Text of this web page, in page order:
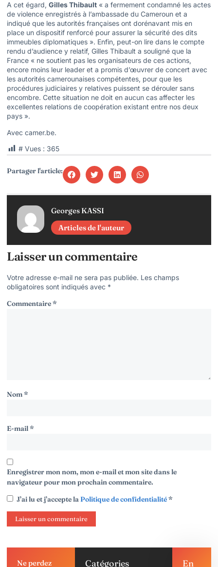
A cet égard, Gilles Thibault « a fermement condamné les actes
de violence enregistrés à l’ambassade du Cameroun et a
indiqué que les autorités françaises ont dorénavant mis en
place un dispositif renforcé pour assurer la sécurité des dits
immeubles diplomatiques ». Enfin, peut-on lire dans le compte
rendu d’audience y relatif, Gilles Thibault a souligné que la
France « ne soutient pas les organisateurs de ces actions,
encore moins leur leader et a promis d’œuvrer de concert avec
les autorités camerounaises compétentes, pour que les
procédures judiciaires y relatives puissent se dérouler sans
encombre. Cette situation ne doit en aucun cas affecter les
excellentes relations de coopération existant entre nos deux
pays ».
Avec camer.be.
# Vues : 365
Partager l'article:
Georges KASSI
Articles de l'auteur
Laisser un commentaire
Votre adresse e-mail ne sera pas publiée. Les champs
obligatoires sont indiqués avec *
Commentaire*
Nom*
E-mail*
Enregistrer mon nom, mon e-mail et mon site dans le
navigateur pour mon prochain commentaire.
J’ai lu et j’accepte laPolitique de confidentialité*
Ne perdez
Catégories
En